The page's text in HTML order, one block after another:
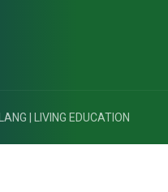
| LIVING EDUCATION